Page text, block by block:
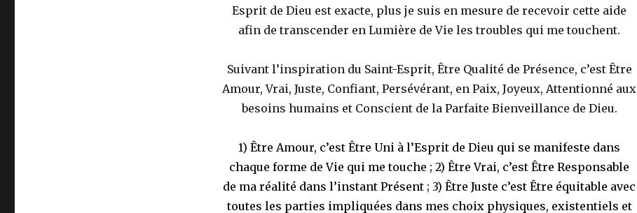
Esprit de Dieu est exacte, plus je suis en mesure de recevoir cette aide
afin de transcender en Lumière de Vie les troubles qui me touchent.
Suivant l’inspiration du Saint-Esprit, Être Qualité de Présence, c’est Être
Amour, Vrai, Juste, Confiant, Persévérant, en Paix, Joyeux, Attentionné aux
besoins humains et Conscient de la Parfaite Bienveillance de Dieu.
1) Être Amour, c’est Être Uni à l’Esprit de Dieu qui se manifeste dans
chaque forme de Vie qui me touche ; 2) Être Vrai, c’est Être Responsable
de ma réalité dans l’instant Présent ; 3) Être Juste c’est Être équitable avec
toutes les parties impliquées dans mes choix physiques, existentiels et